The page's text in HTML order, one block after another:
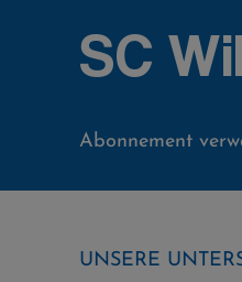
SC
Abonnement
UNSERE